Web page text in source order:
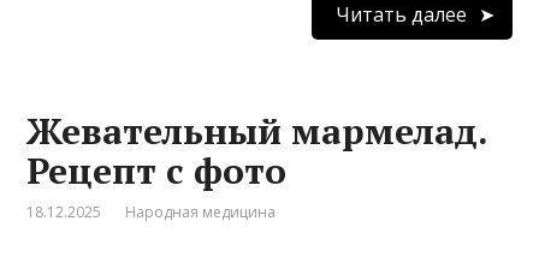
Читать далее
Жевательный мармелад.
Рецепт с фото
18.12.2025 Народная медицина